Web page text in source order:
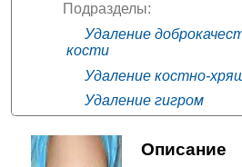
ДМЦ Гайде на Лиговском
Санкт-Петербург; Лиговский пр-т, д.
..показать
МЦ Династия во Всеволожске
Всеволожск; Октябрьский пр-т, д. 96А;
4000-8000₽
Подразделы:
Удаление
кости
Удаление костно-
Удаление гигром
✚Неотложная помощь в
Описание